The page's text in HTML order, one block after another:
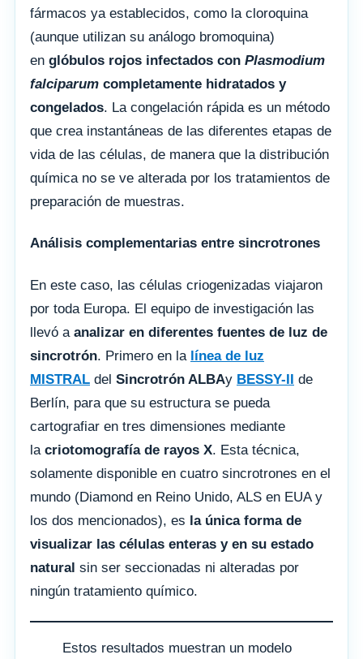
fármacos ya establecidos, como la cloroquina
(aunque utilizan su análogo bromoquina)
en glóbulos rojos infectados con Plasmodium
falciparum completamente hidratados y
congelados. La congelación rápida es un método
que crea instantáneas de las diferentes etapas de
vida de las células, de manera que la distribución
química no se ve alterada por los tratamientos de
preparación de muestras.
Análisis complementarias entre sincrotrones
En este caso, las células criogenizadas viajaron
por toda Europa. El equipo de investigación las
llevó a analizar en diferentes fuentes de luz de
sincrotrón. Primero en la línea de luz
MISTRAL del Sincrotrón ALBAy BESSY-II de
Berlín, para que su estructura se pueda
cartografiar en tres dimensiones mediante
la criotomografía de rayos X. Esta técnica,
solamente disponible en cuatro sincrotrones en el
mundo (Diamond en Reino Unido, ALS en EUA y
los dos mencionados), es la única forma de
visualizar las células enteras y en su estado
natural sin ser seccionadas ni alteradas por
ningún tratamiento químico.
Estos resultados muestran un modelo